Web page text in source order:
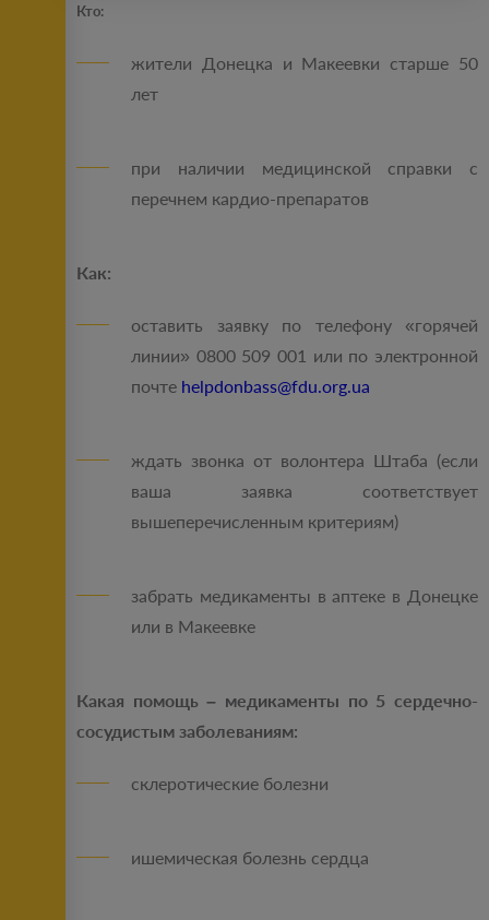
Кто:
жители Донецка и Макеевки старше 50
лет
при наличии медицинской справки с
перечнем кардио-препаратов
Как:
оставить заявку по телефону «горячей
линии» 0800 509 001 или по электронной
почте helpdonbass@fdu.org.ua
ждать звонка от волонтера Штаба (если
ваша заявка соответствует
вышеперечисленным критериям)
забрать медикаменты в аптеке в Донецке
или в Макеевке
Какая помощь – медикаменты по 5 сердечно-
сосудистым заболеваниям:
склеротические болезни
ишемическая болезнь сердца